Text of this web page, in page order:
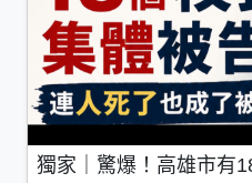
獨家｜驚爆！高雄市有